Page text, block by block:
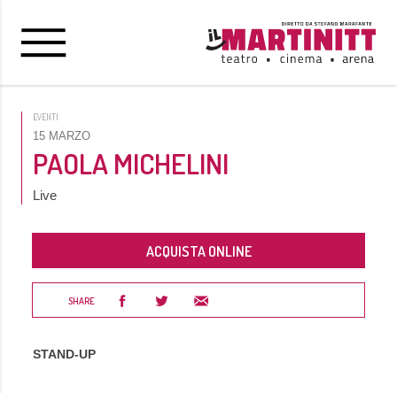
EVENTI
15 MARZO
PAOLA MICHELINI
Live
ACQUISTA ONLINE
SHARE
STAND-UP